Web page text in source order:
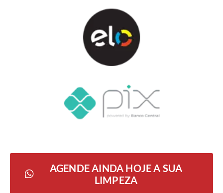
AGENDE AINDA HOJE A SUA
LIMPEZA